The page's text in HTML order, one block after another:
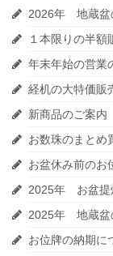
2026年 地蔵盆
１本限りの半額
年末年始の営業
経机の大特価販
新商品のご案
お数珠のまとめ
お盆休み前のお
2025年 お盆提
2025年 地蔵盆
お位牌の納期に